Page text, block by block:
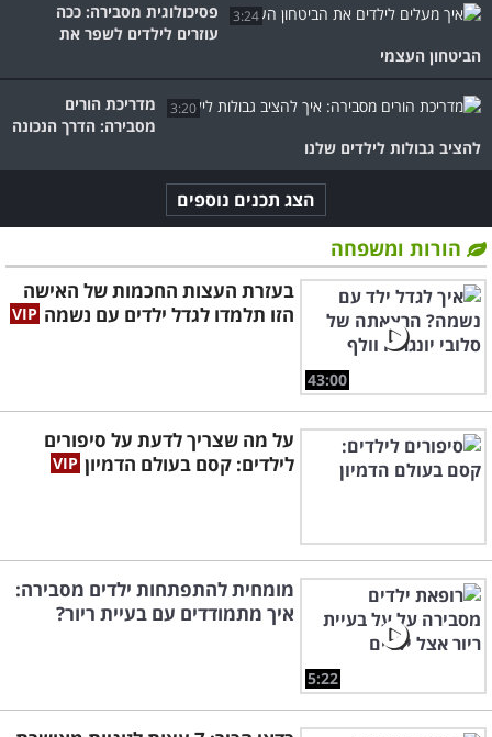
3:24
פסיכולוגית מסבירה: ככה
עוזרים לילדים לשפר את
הביטחון העצמי
3:20
מדריכת הורים
מסבירה: הדרך הנכונה
להציב גבולות לילדים שלנו
הצג תכנים נוספים
הורות ומשפחה
43:00
בעזרת העצות החכמות של האישה
הזו תלמדו לגדל ילדים עם נשמה
על מה שצריך לדעת על סיפורים
לילדים: קסם בעולם הדמיון
5:22
מומחית להתפתחות ילדים מסבירה:
איך מתמודדים עם בעיית ריור?